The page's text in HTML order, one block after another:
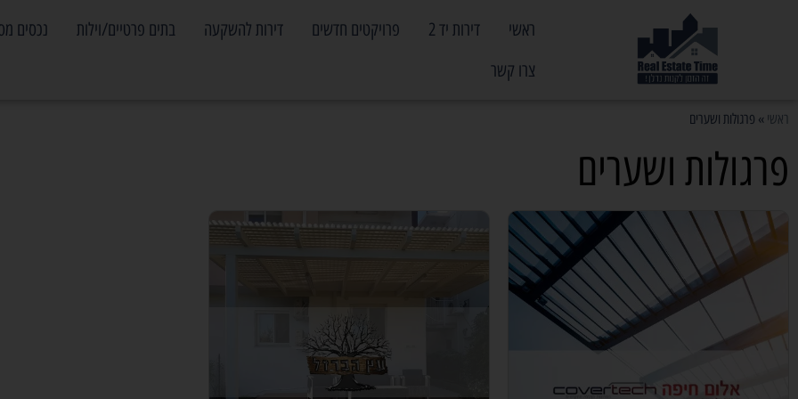
ראשי דירות יד 2 פרויקטים חדשים דירות להשקעה בתים פרטיים/וילות נכסים
צרו קשר
ראשי » פרגולות ושערים
פרגולות ושערים